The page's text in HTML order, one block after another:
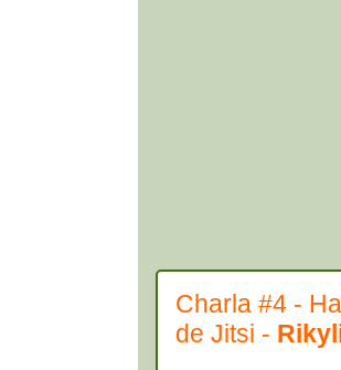
Charla #4 -
de Jitsi -